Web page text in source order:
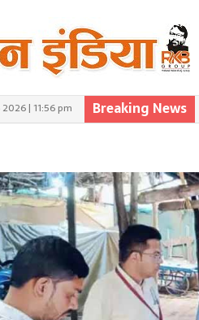
| 11:56 pm Breaking News